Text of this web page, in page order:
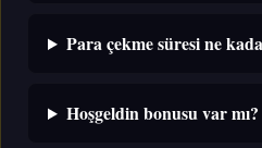
Para çekme süresi ne
Hoşgeldin bonusu var mı?